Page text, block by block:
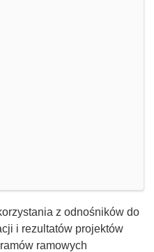
z odnośników do
i rezultatów projektów
ramowych